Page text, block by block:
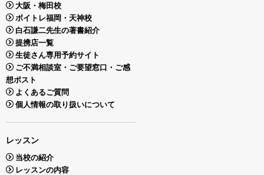
大阪・梅田校
ボイトレ福岡・天神校
白石謙二先生の著書紹介
提携店一覧
生徒さん専用予約サイト
ご不満相談室・ご要望窓口・ご感
想ポスト
よくあるご質問
個人情報の取り扱いについて
レッスン
当校の紹介
レッスンの内容